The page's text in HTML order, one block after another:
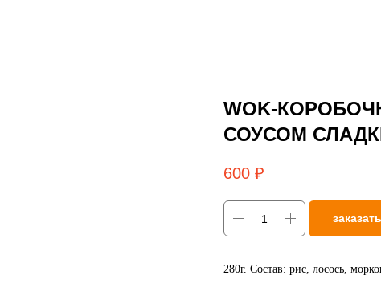
WOK-
СОУСОМ
600 ₽
заказать
280г. Состав: рис, лосось,